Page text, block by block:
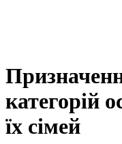
категорій
їх сімей